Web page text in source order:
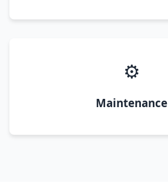
⚙️
Maintenance